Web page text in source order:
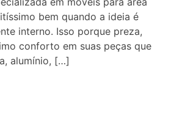
bem quando a ideia é
interno. Isso porque preza,
conforto em suas peças que
alumínio, […]